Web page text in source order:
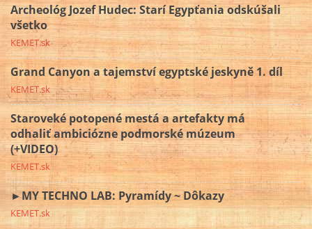
Archeológ Jozef Hudec: Starí Egypťania odskúšali
všetko
KEMET.sk
Grand Canyon a tajemství egyptské jeskyně 1. díl
KEMET.sk
Staroveké potopené mestá a artefakty má
odhaliť ambiciózne podmorské múzeum
(+VIDEO)
KEMET.sk
►MY TECHNO LAB: Pyramídy ~ Dôkazy
KEMET.sk